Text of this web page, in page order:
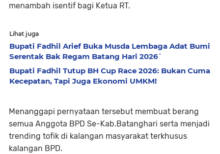
menambah isentif bagi Ketua RT.
Lihat juga
Bupati Fadhil Arief Buka Musda Lembaga Adat Bumi
Serentak Bak Regam Batang Hari 2026`
Bupati Fadhil Tutup BH Cup Race 2026: Bukan Cuma
Kecepatan, Tapi Juga Ekonomi UMKM!
Menanggapi pernyataan tersebut membuat berang
semua Anggota BPD Se-Kab.Batanghari serta menjadi
trending tofik di kalangan masyarakat terkhusus
kalangan BPD.